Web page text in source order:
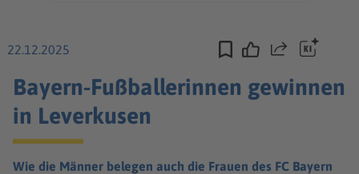
22.12.2025 Teilen
Bayern-Fußballerinnen gewinnen
in Leverkusen
Wie die Männer belegen auch die Frauen des FC Bayern